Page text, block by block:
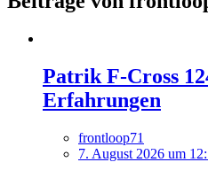
Patrik F-Cross
Erfahrungen
frontloop71
7. August 2026 um